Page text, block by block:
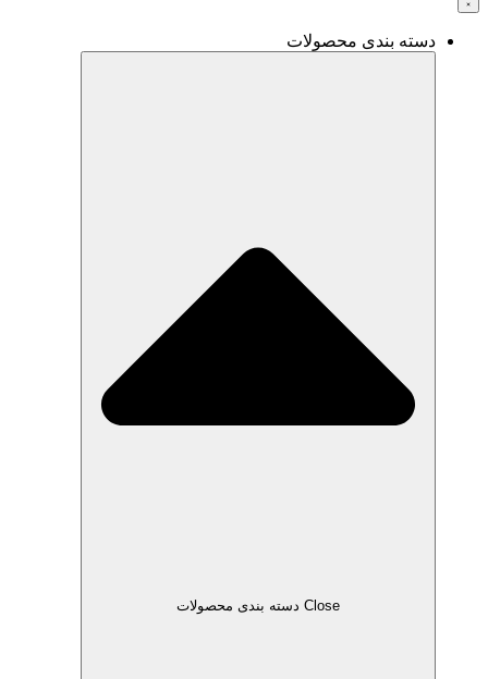
دسته بندی محصولات
Close دسته بندی محصولات